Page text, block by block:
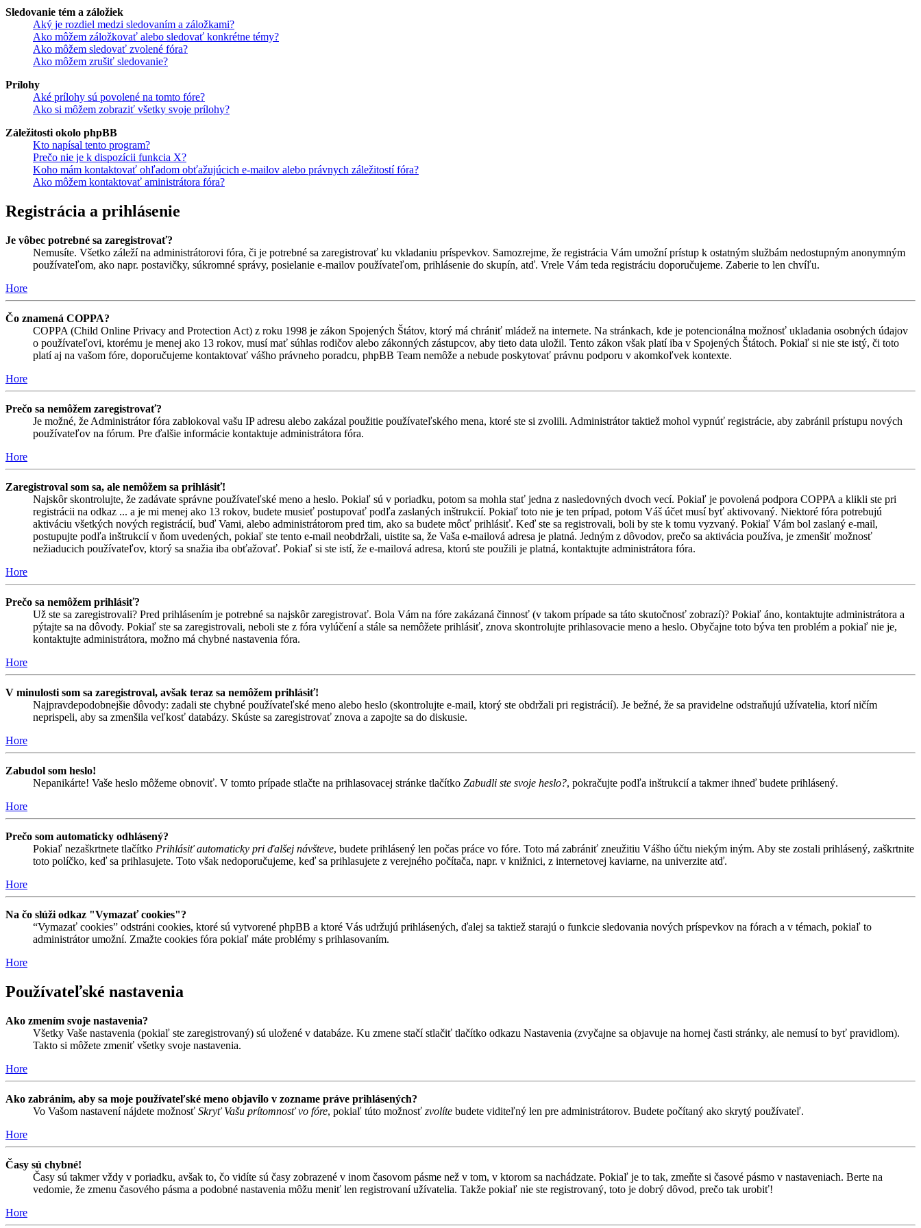
Sledovanie tém a záložiek
Aký je rozdiel medzi sledovaním a záložkami?
Ako môžem záložkovať alebo sledovať konkrétne témy?
Ako môžem sledovať zvolené fóra?
Ako môžem zrušiť sledovanie?
Prílohy
Aké prílohy sú povolené na tomto fóre?
Ako si môžem zobraziť všetky svoje prílohy?
Záležitosti okolo phpBB
Kto napísal tento program?
Prečo nie je k dispozícii funkcia X?
Koho mám kontaktovať ohľadom obťažujúcich e-mailov alebo právnych záležitostí fóra?
Ako môžem kontaktovať aministrátora fóra?
Registrácia a prihlásenie
Je vôbec potrebné sa zaregistrovať?
Nemusíte. Všetko záleží na administrátorovi fóra, či je potrebné sa zaregistrovať ku vkladaniu príspevkov. Samozrejme, že registrácia Vám umožní prístup k ostatným službám nedostupným anonymným
používateľom, ako napr. postavičky, súkromné správy, posielanie e-mailov používateľom, prihlásenie do skupín, atď. Vrele Vám teda registráciu doporučujeme. Zaberie to len chvíľu.
Hore
Čo znamená COPPA?
COPPA (Child Online Privacy and Protection Act) z roku 1998 je zákon Spojených Štátov, ktorý má chrániť mládež na internete. Na stránkach, kde je potencionálna možnosť ukladania osobných údajov
o používateľovi, ktorému je menej ako 13 rokov, musí mať súhlas rodičov alebo zákonných zástupcov, aby tieto data uložil. Tento zákon však platí iba v Spojených Štátoch. Pokiaľ si nie ste istý, či toto
platí aj na vašom fóre, doporučujeme kontaktovať vášho právneho poradcu, phpBB Team nemôže a nebude poskytovať právnu podporu v akomkoľvek kontexte.
Hore
Prečo sa nemôžem zaregistrovať?
Je možné, že Administrátor fóra zablokoval vašu IP adresu alebo zakázal použitie používateľského mena, ktoré ste si zvolili. Administrátor taktiež mohol vypnúť registrácie, aby zabránil prístupu nových
používateľov na fórum. Pre ďalšie informácie kontaktuje administrátora fóra.
Hore
Zaregistroval som sa, ale nemôžem sa prihlásiť!
Najskôr skontrolujte, že zadávate správne používateľské meno a heslo. Pokiaľ sú v poriadku, potom sa mohla stať jedna z nasledovných dvoch vecí. Pokiaľ je povolená podpora COPPA a klikli ste pri
registrácii na odkaz ... a je mi menej ako 13 rokov, budete musieť postupovať podľa zaslaných inštrukcií. Pokiaľ toto nie je ten prípad, potom Váš účet musí byť aktivovaný. Niektoré fóra potrebujú
aktiváciu všetkých nových registrácií, buď Vami, alebo administrátorom pred tim, ako sa budete môcť prihlásiť. Keď ste sa registrovali, boli by ste k tomu vyzvaný. Pokiaľ Vám bol zaslaný e-mail,
postupujte podľa inštrukcií v ňom uvedených, pokiaľ ste tento e-mail neobdržali, uistite sa, že Vaša e-mailová adresa je platná. Jedným z dôvodov, prečo sa aktivácia používa, je zmenšiť možnosť
nežiaducich používateľov, ktorý sa snažia iba obťažovať. Pokiaľ si ste istí, že e-mailová adresa, ktorú ste použili je platná, kontaktujte administrátora fóra.
Hore
Prečo sa nemôžem prihlásiť?
Už ste sa zaregistrovali? Pred prihlásením je potrebné sa najskôr zaregistrovať. Bola Vám na fóre zakázaná činnosť (v takom prípade sa táto skutočnosť zobrazí)? Pokiaľ áno, kontaktujte administrátora a
pýtajte sa na dôvody. Pokiaľ ste sa zaregistrovali, neboli ste z fóra vylúčení a stále sa nemôžete prihlásiť, znova skontrolujte prihlasovacie meno a heslo. Obyčajne toto býva ten problém a pokiaľ nie je,
kontaktujte administrátora, možno má chybné nastavenia fóra.
Hore
V minulosti som sa zaregistroval, avšak teraz sa nemôžem prihlásiť!
Najpravdepodobnejšie dôvody: zadali ste chybné používateľské meno alebo heslo (skontrolujte e-mail, ktorý ste obdržali pri registrácií). Je bežné, že sa pravidelne odstraňujú užívatelia, ktorí ničím
neprispeli, aby sa zmenšila veľkosť databázy. Skúste sa zaregistrovať znova a zapojte sa do diskusie.
Hore
Zabudol som heslo!
Nepanikárte! Vaše heslo môžeme obnoviť. V tomto prípade stlačte na prihlasovacej stránke tlačítko Zabudli ste svoje heslo?, pokračujte podľa inštrukcií a takmer ihneď budete prihlásený.
Hore
Prečo som automaticky odhlásený?
Pokiaľ nezaškrtnete tlačítko Prihlásiť automaticky pri ďalšej návšteve, budete prihlásený len počas práce vo fóre. Toto má zabrániť zneužitiu Vášho účtu niekým iným. Aby ste zostali prihlásený, zaškrtnite
toto políčko, keď sa prihlasujete. Toto však nedoporučujeme, keď sa prihlasujete z verejného počítača, napr. v knižnici, z internetovej kaviarne, na univerzite atď.
Hore
Na čo slúži odkaz "Vymazať cookies"?
“Vymazať cookies” odstráni cookies, ktoré sú vytvorené phpBB a ktoré Vás udržujú prihlásených, ďalej sa taktiež starajú o funkcie sledovania nových príspevkov na fórach a v témach, pokiaľ to
administrátor umožní. Zmažte cookies fóra pokiaľ máte problémy s prihlasovaním.
Hore
Používateľské nastavenia
Ako zmením svoje nastavenia?
Všetky Vaše nastavenia (pokiaľ ste zaregistrovaný) sú uložené v databáze. Ku zmene stačí stlačiť tlačítko odkazu Nastavenia (zvyčajne sa objavuje na hornej časti stránky, ale nemusí to byť pravidlom).
Takto si môžete zmeniť všetky svoje nastavenia.
Hore
Ako zabránim, aby sa moje používateľské meno objavilo v zozname práve prihlásených?
Vo Vašom nastavení nájdete možnosť Skryť Vašu prítomnosť vo fóre, pokiaľ túto možnosť zvolíte budete viditeľný len pre administrátorov. Budete počítaný ako skrytý používateľ.
Hore
Časy sú chybné!
Časy sú takmer vždy v poriadku, avšak to, čo vidíte sú časy zobrazené v inom časovom pásme než v tom, v ktorom sa nachádzate. Pokiaľ je to tak, zmeňte si časové pásmo v nastaveniach. Berte na
vedomie, že zmenu časového pásma a podobné nastavenia môžu meniť len registrovaní užívatelia. Takže pokiaľ nie ste registrovaný, toto je dobrý dôvod, prečo tak urobiť!
Hore